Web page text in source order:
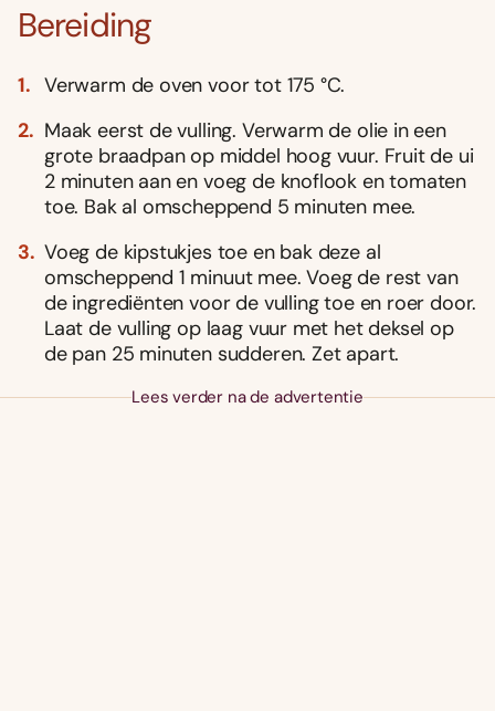
Bereiding
Verwarm de oven voor tot 175 °C.
Maak eerst de vulling. Verwarm de olie in een
grote braadpan op middel hoog vuur. Fruit de ui
2 minuten aan en voeg de knoflook en tomaten
toe. Bak al omscheppend 5 minuten mee.
Voeg de kipstukjes toe en bak deze al
omscheppend 1 minuut mee. Voeg de rest van
de ingrediënten voor de vulling toe en roer door.
Laat de vulling op laag vuur met het deksel op
de pan 25 minuten sudderen. Zet apart.
Lees verder na de advertentie